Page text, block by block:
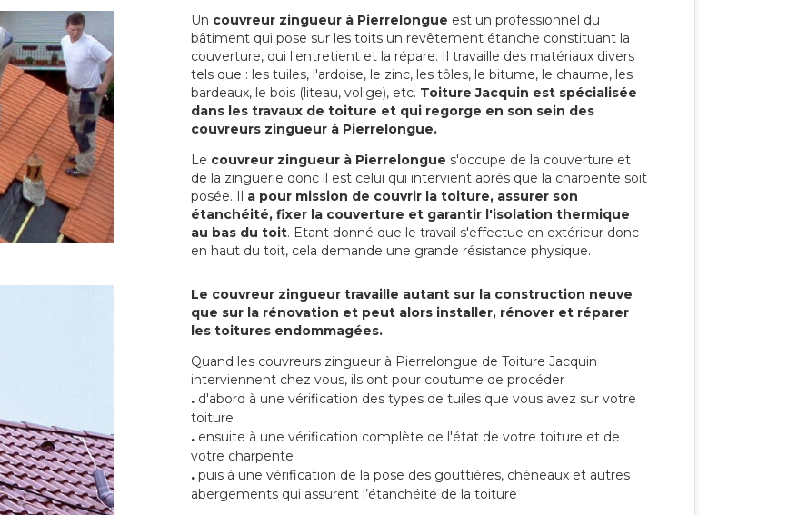
Un couvreur zingueur à Pierrelongue est un professionnel du
bâtiment qui pose sur les toits un revêtement étanche constituant la
couverture, qui l'entretient et la répare. Il travaille des matériaux divers
tels que : les tuiles, l'ardoise, le zinc, les tôles, le bitume, le chaume, les
bardeaux, le bois (liteau, volige), etc. Toiture Jacquin est spécialisée
dans les travaux de toiture et qui regorge en son sein des
couvreurs zingueur à Pierrelongue.
Le couvreur zingueur à Pierrelongue s'occupe de la couverture et
de la zinguerie donc il est celui qui intervient après que la charpente soit
posée. Il a pour mission de couvrir la toiture, assurer son
étanchéité, fixer la couverture et garantir l'isolation thermique
au bas du toit. Etant donné que le travail s'effectue en extérieur donc
en haut du toit, cela demande une grande résistance physique.
Le couvreur zingueur travaille autant sur la construction neuve
que sur la rénovation et peut alors installer, rénover et réparer
les toitures endommagées.
Quand les couvreurs zingueur à Pierrelongue de Toiture Jacquin
interviennent chez vous, ils ont pour coutume de procéder
. d'abord à une vérification des types de tuiles que vous avez sur votre
toiture
. ensuite à une vérification complète de l'état de votre toiture et de
votre charpente
. puis à une vérification de la pose des gouttières, chéneaux et autres
abergements qui assurent l’étanchéité de la toiture